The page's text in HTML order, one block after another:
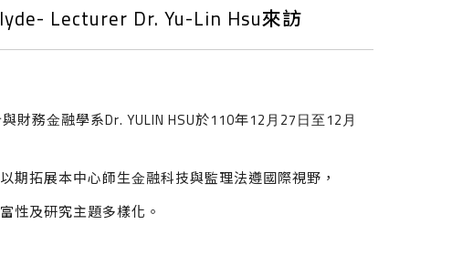
Lecturer Dr. Yu-Lin Hsu來訪
務⾦融學系Dr. YULIN HSU於110年12⽉27⽇⾄12⽉
拓展本中⼼師⽣⾦融科技與監理法遵國際視野，
性及研究主題多樣化。